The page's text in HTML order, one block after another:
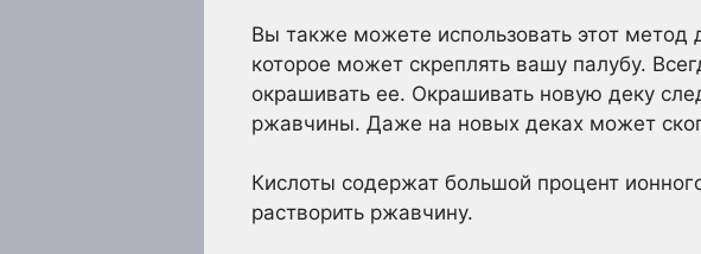
Вы также можете использовать этот
которое может скреплять вашу палубу.
окрашивать ее. Окрашивать новую деку
ржавчины. Даже на новых деках может
Кислоты содержат большой процент
растворить ржавчину.